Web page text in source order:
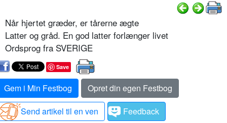
Når hjertet græder, er tårerne ægte
Latter og gråd. En god latter forlænger livet
Ordsprog fra SVERIGE
Save
Gem i Min Festbog
Opret din egen Festbog
Send artikel til en ven
Feedback